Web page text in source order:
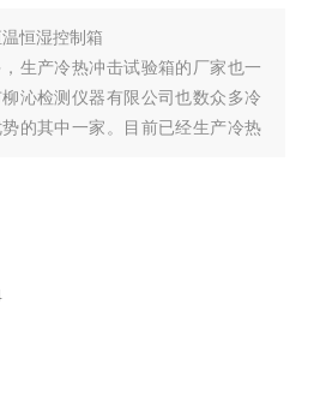
恒湿控制箱
生产冷热冲击试验箱的厂家也一
沁检测仪器有限公司也数众多冷
的其中一家。目前已经生产冷热
造各类环境试验设备，实现的质